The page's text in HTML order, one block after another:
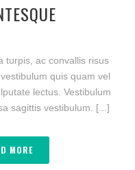
turpis, ac convallis risus
quis quam vel
lectus. Vestibulum
sagittis vestibulum. [...]
MORE